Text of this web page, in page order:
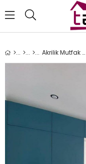
Akrilik Mutfak Dolabı AK29